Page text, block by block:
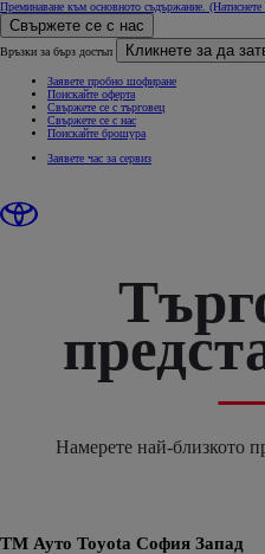
Преминаване към основното съдържание.
Свържете се с нас
Връзки за бърз достъп Кликнете за да
Заявете пробно шофиране
Поискайте оферта
Свържете се с търговец
Свържете се с нас
Поискайте брошура
Заявете час за сервиз
Намерете най-близкото
ТМ Ауто Toyota София Запад